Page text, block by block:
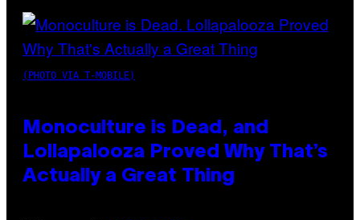
(PHOTO VIA T-MOBILE)
Monoculture is Dead, and
Lollapalooza Proved Why That’s
Actually a Great Thing